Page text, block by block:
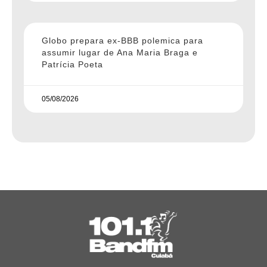
Globo prepara ex-BBB polemica para
assumir lugar de Ana Maria Braga e
Patrícia Poeta
05/08/2026